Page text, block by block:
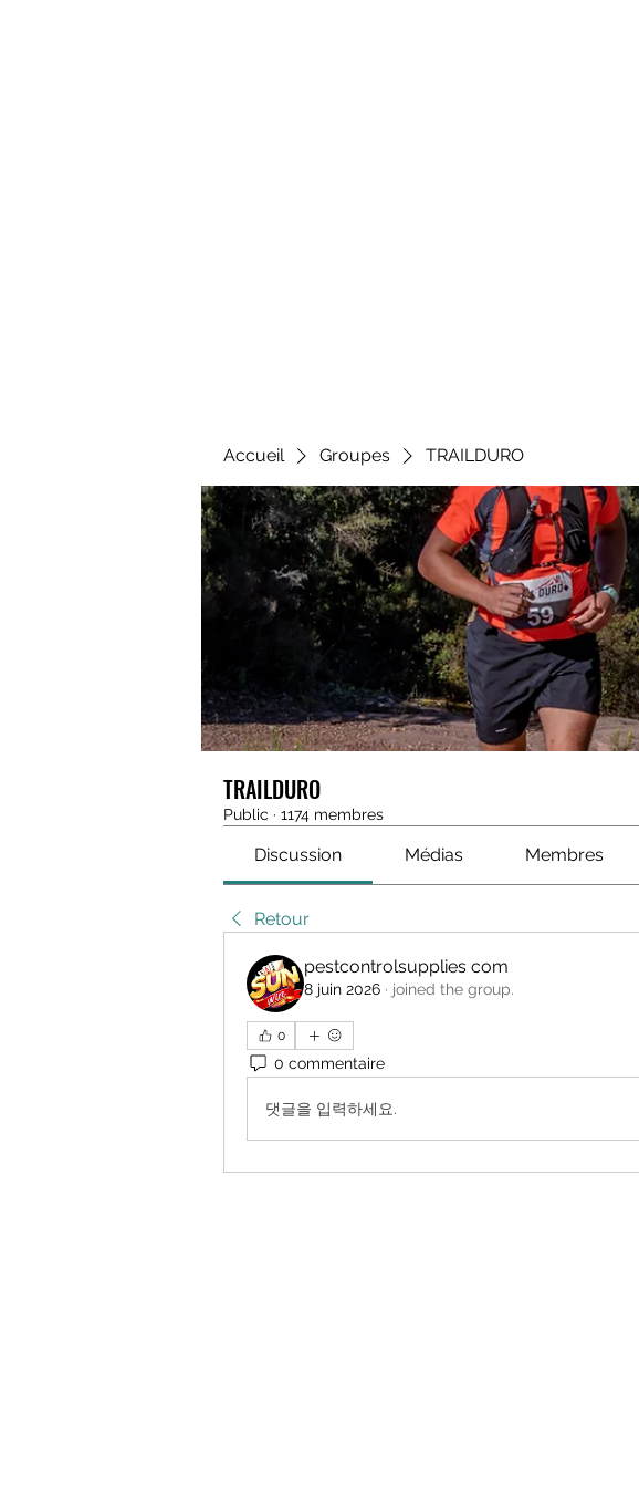
Accueil Groupes TRAILDURO
TRAILDURO
Public · 1174 membres
Discussion Médias Membres
Retour
pestcontrolsupplies com
8 juin 2026 · joined the group.
0
0 commentaire
댓글을 입력하세요.